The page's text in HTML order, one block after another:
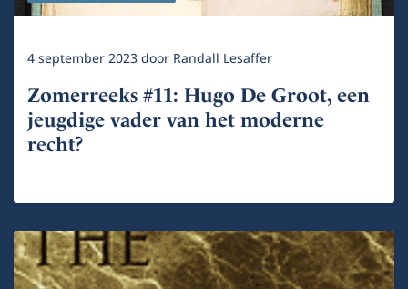
4 september 2023door Randall Lesaffer
Zomerreeks #11: Hugo De Groot, een
jeugdige vader van het moderne
recht?